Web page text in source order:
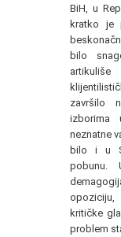
BiH, u
kratko je
bilo
završilo
neznatne
bilo i u
pobunu.
kritičke
problem